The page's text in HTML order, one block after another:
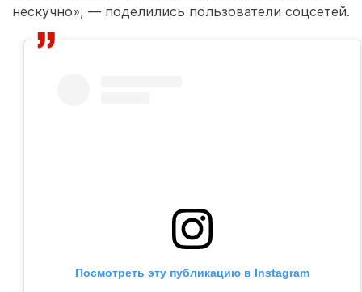
нескучно», — поделились пользователи соцсетей.
Посмотреть эту публикацию в Instagram